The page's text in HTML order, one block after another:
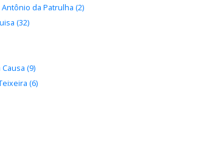
da Patrulha (2)
(32)
(9)
(6)